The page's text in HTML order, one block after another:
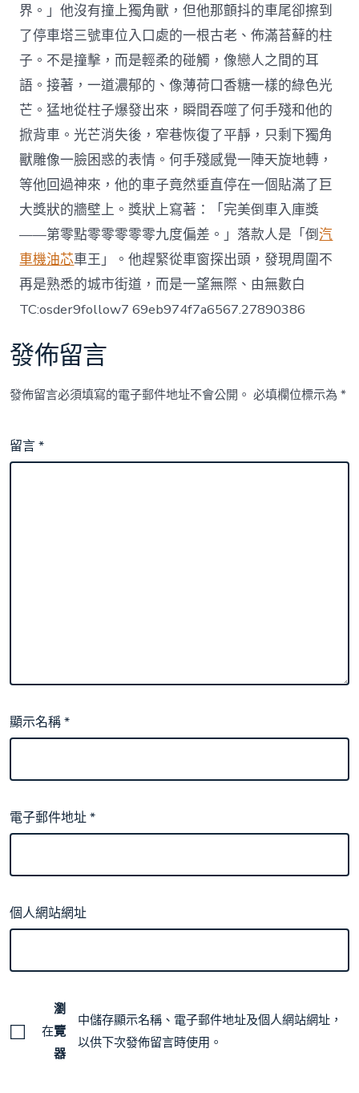
界。」他沒有撞上獨角獸，但他那顫抖的車尾卻擦到
了停車塔三號車位入口處的一根古老、佈滿苔蘚的柱
子。不是撞擊，而是輕柔的碰觸，像戀人之間的耳
語。接著，一道濃郁的、像薄荷口香糖一樣的綠色光
芒。猛地從柱子爆發出來，瞬間吞噬了何手殘和他的
掀背車。光芒消失後，窄巷恢復了平靜，只剩下獨角
獸雕像一臉困惑的表情。何手殘感覺一陣天旋地轉，
等他回過神來，他的車子竟然垂直停在一個貼滿了巨
大獎狀的牆壁上。獎狀上寫著：「完美倒車入庫獎
——第零點零零零零零九度偏差。」落款人是「倒汽
車機油芯車王」。他趕緊從車窗探出頭，發現周圍不
再是熟悉的城市街道，而是一望無際、由無數白
TC:osder9follow7 69eb974f7a6567.27890386
發佈留言
發佈留言必須填寫的電子郵件地址不會公開。 必填欄位標示為*
留言*
顯示名稱*
電子郵件地址*
個人網站網址
在
瀏
覽
器
中儲存顯示名稱、電子郵件地址及個人網站網址，
以供下次發佈留言時使用。